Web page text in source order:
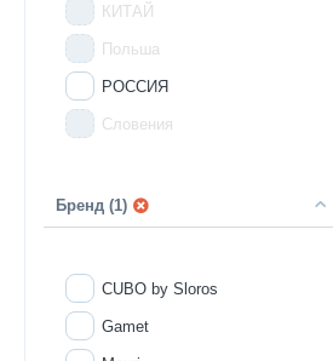
КИТАЙ
Польша
РОССИЯ
Словения
Бренд (1)
CUBO by Sloros
Gamet